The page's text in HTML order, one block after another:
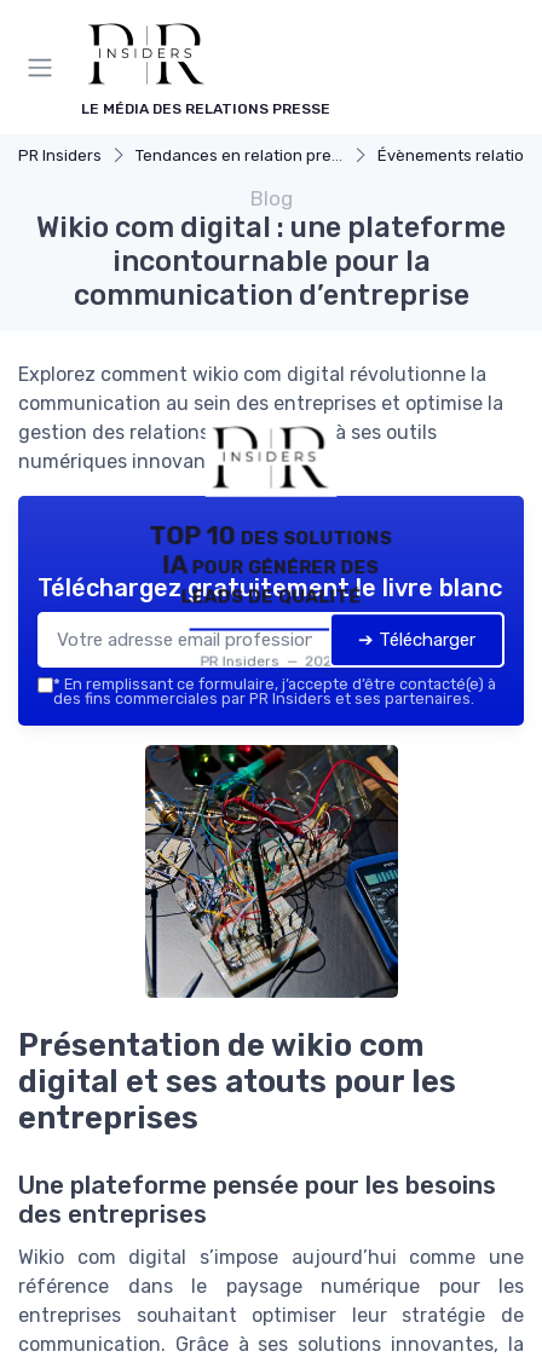
LE MÉDIA DES RELATIONS PRESSE
PR Insiders Tendances en relation presse Évènements relation
Blog
Wikio com digital : une plateforme
incontournable pour la
communication d’entreprise
Explorez comment wikio com digital révolutionne la
communication au sein des entreprises et optimise la
gestion des relations presse grâce à ses outils
numériques innovants.
TOP 10 des solutions
IA pour générer des
leads de qualité
PR Insiders — 2026
Téléchargez gratuitement le livre blanc
➔ Télécharger
* En remplissant ce formulaire, j’accepte d’être contacté(e) à
des fins commerciales par PR Insiders et ses partenaires.
Présentation de wikio com
digital et ses atouts pour les
entreprises
Une plateforme pensée pour les besoins
des entreprises
Wikio com digital s’impose aujourd’hui comme une
référence dans le paysage numérique pour les
entreprises souhaitant optimiser leur stratégie de
communication. Grâce à ses solutions innovantes, la